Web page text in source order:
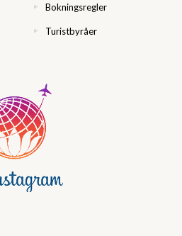
Bokningsregler
Turistbyråer